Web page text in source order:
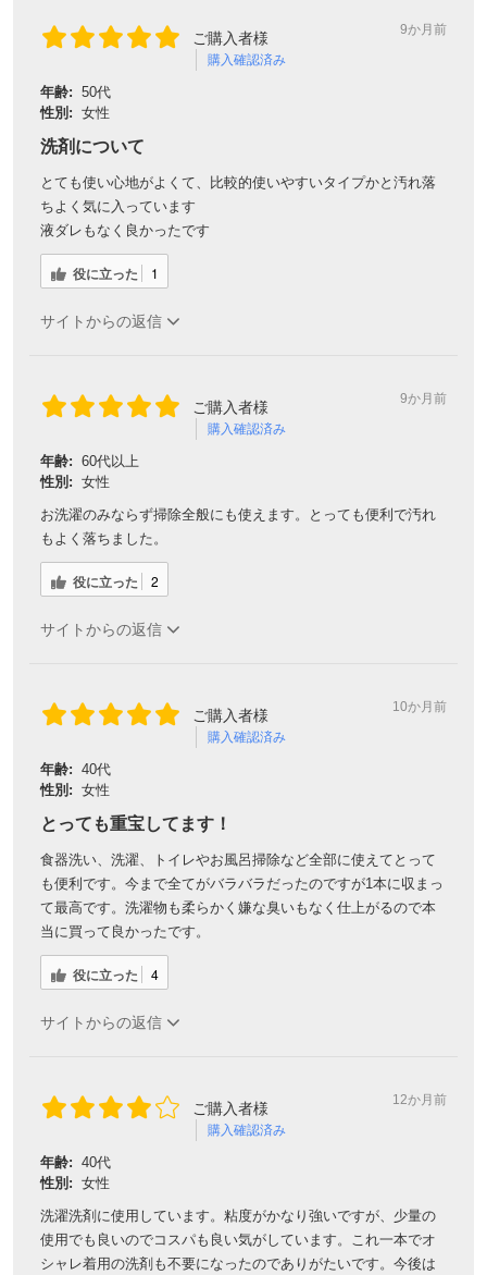
ご購入者様
購入確認済み
9か月前
年齢: 50代
性別: 女性
洗剤について
とても使い心地がよくて、比較的使いやすいタイプかと汚れ落
ちよく気に入っています
液ダレもなく良かったです
役に立った 1
サイトからの返信
ご購入者様
購入確認済み
9か月前
年齢: 60代以上
性別: 女性
お洗濯のみならず掃除全般にも使えます。とっても便利で汚れ
もよく落ちました。
役に立った 2
サイトからの返信
ご購入者様
購入確認済み
10か月前
年齢: 40代
性別: 女性
とっても重宝してます！
食器洗い、洗濯、トイレやお風呂掃除など全部に使えてとって
も便利です。今まで全てがバラバラだったのですが1本に収まっ
て最高です。洗濯物も柔らかく嫌な臭いもなく仕上がるので本
当に買って良かったです。
役に立った 4
サイトからの返信
ご購入者様
購入確認済み
12か月前
年齢: 40代
性別: 女性
洗濯洗剤に使用しています。粘度がかなり強いですが、少量の
使用でも良いのでコスパも良い気がしています。これ一本でオ
シャレ着用の洗剤も不要になったのでありがたいです。今後は